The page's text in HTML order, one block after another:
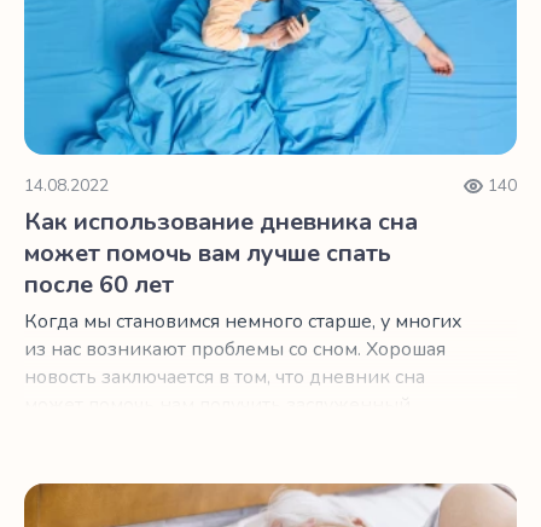
14.08.2022 140
Как использование дневника сна
может помочь вам лучше спать
после 60 лет
Когда мы становимся немного старше, у многих
из нас возникают проблемы со сном. Хорошая
новость заключается в том, что дневник сна
Несколько идей при проблемах со сном после